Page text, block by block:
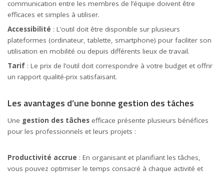
communication entre les membres de l’équipe doivent être
efficaces et simples à utiliser.
Accessibilité : L’outil doit être disponible sur plusieurs
plateformes (ordinateur, tablette, smartphone) pour faciliter son
utilisation en mobilité ou depuis différents lieux de travail.
Tarif : Le prix de l’outil doit correspondre à votre budget et offrir
un rapport qualité-prix satisfaisant.
Les avantages d’une bonne gestion des tâches
Une gestion des tâches efficace présente plusieurs bénéfices
pour les professionnels et leurs projets :
Productivité accrue : En organisant et planifiant les tâches,
vous pouvez optimiser le temps consacré à chaque activité et